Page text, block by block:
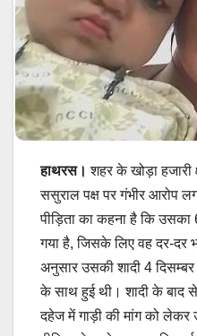
हाथरस। शहर के खोड़ा हजारी
ससुराल पक्ष पर गंभीर आरोप
पीड़िता का कहना है कि
गया है, जिसके लिए वह दर-
अनुसार उसकी शादी 4
के साथ हुई थी। शादी के बाद से
दहेज में गाड़ी की मांग को लेकर